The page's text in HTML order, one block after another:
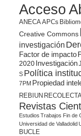
Acceso
ANECA APCs
Creative Commons
investigación
Factor de impacto
2020Investigación
S Política
7PM Propiedad
REBIUN RECOLECTA
Revistas
Estudios Trabajos Fin de
Universidad de Valladolid
BUCLE